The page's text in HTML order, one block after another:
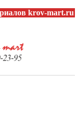
krov-mart.ru